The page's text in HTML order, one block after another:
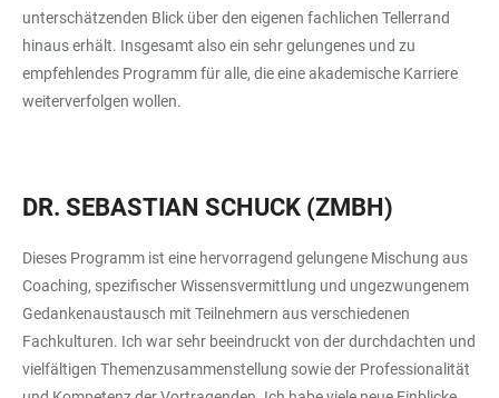
unterschätzenden Blick über den eigenen fachlichen Tellerrand
hinaus erhält. Insgesamt also ein sehr gelungenes und zu
empfehlendes Programm für alle, die eine akademische Karriere
weiterverfolgen wollen.
DR. SEBASTIAN SCHUCK (ZMBH)
Dieses Programm ist eine hervorragend gelungene Mischung aus
Coaching, spezifischer Wissensvermittlung und ungezwungenem
Gedankenaustausch mit Teilnehmern aus verschiedenen
Fachkulturen. Ich war sehr beeindruckt von der durchdachten und
vielfältigen Themenzusammenstellung sowie der Professionalität